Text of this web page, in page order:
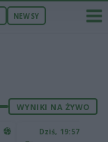
NEWSY
WYNIKI NA ŻYWO
Dziś, 19:57